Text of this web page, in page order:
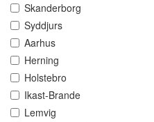
Skanderborg
Syddjurs
Aarhus
Herning
Holstebro
Ikast-Brande
Lemvig